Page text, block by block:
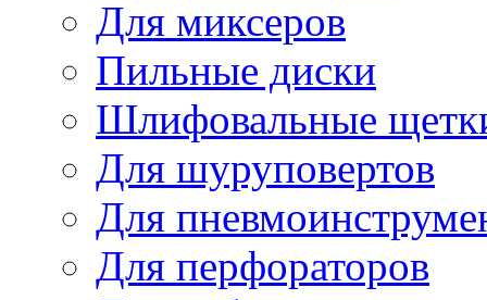
Для миксеров
Пильные диски
Шлифовальные
Для шуруповертов
Для
Для перфораторов